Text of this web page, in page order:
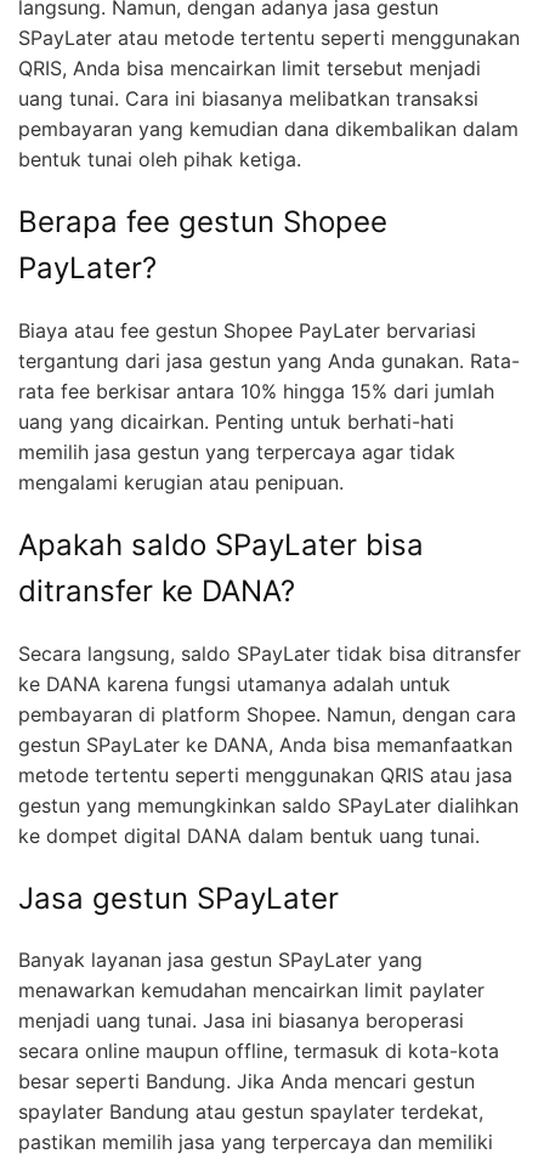
langsung. Namun, dengan adanya jasa gestun
SPayLater atau metode tertentu seperti menggunakan
QRIS, Anda bisa mencairkan limit tersebut menjadi
uang tunai. Cara ini biasanya melibatkan transaksi
pembayaran yang kemudian dana dikembalikan dalam
bentuk tunai oleh pihak ketiga.
Berapa fee gestun Shopee
PayLater?
Biaya atau fee gestun Shopee PayLater bervariasi
tergantung dari jasa gestun yang Anda gunakan. Rata-
rata fee berkisar antara 10% hingga 15% dari jumlah
uang yang dicairkan. Penting untuk berhati-hati
memilih jasa gestun yang terpercaya agar tidak
mengalami kerugian atau penipuan.
Apakah saldo SPayLater bisa
ditransfer ke DANA?
Secara langsung, saldo SPayLater tidak bisa ditransfer
ke DANA karena fungsi utamanya adalah untuk
pembayaran di platform Shopee. Namun, dengan cara
gestun SPayLater ke DANA, Anda bisa memanfaatkan
metode tertentu seperti menggunakan QRIS atau jasa
gestun yang memungkinkan saldo SPayLater dialihkan
ke dompet digital DANA dalam bentuk uang tunai.
Jasa gestun SPayLater
Banyak layanan jasa gestun SPayLater yang
menawarkan kemudahan mencairkan limit paylater
menjadi uang tunai. Jasa ini biasanya beroperasi
secara online maupun offline, termasuk di kota-kota
besar seperti Bandung. Jika Anda mencari gestun
spaylater Bandung atau gestun spaylater terdekat,
pastikan memilih jasa yang terpercaya dan memiliki